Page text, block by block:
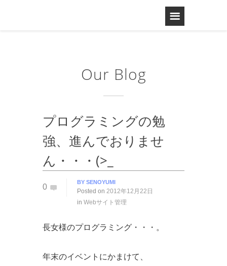
Our Blog
プログラミングの勉
強、進んでおりませ
ん・・・(>_
0
BY SENOYUMI
Posted on 2012年12月22日
in Webサイト管理
長女様のプログラミング・・・。
年末のイベントにかまけて、